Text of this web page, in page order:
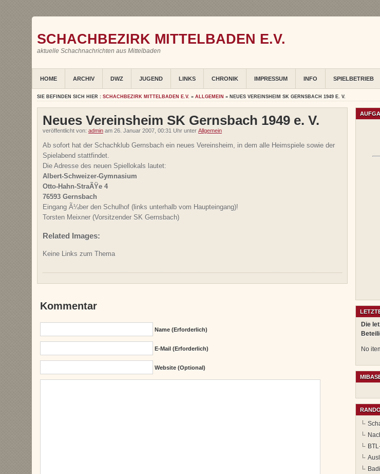
SCHACHBEZIRK MITTELBADEN E.V.
aktuelle Schachnachrichten aus Mittelbaden
HOME ARCHIV DWZ JUGEND LINKS CHRONIK IMPRESSUM INFO SPIELBETRIEB
SIE BEFINDEN SICH HIER : SCHACHBEZIRK MITTELBADEN E.V. » ALLGEMEIN » NEUES VEREINSHEIM SK GERNSBACH 1949 E. V.
Neues Vereinsheim SK Gernsbach 1949 e. V.
veröffentlicht von: admin am 26. Januar 2007, 00:31 Uhr unter Allgemein
Ab sofort hat der Schachklub Gernsbach ein neues Vereinsheim, in dem alle Heimspiele sowie der
Spielabend stattfindet.
Die Adresse des neuen Spiellokals lautet:
Albert-Schweizer-Gymnasium
Otto-Hahn-StraÃŸe 4
76593 Gernsbach
Eingang Ã¼ber den Schulhof (links unterhalb vom Haupteingang)!
Torsten Meixner (Vorsitzender SK Gernsbach)
Related Images:
Keine Links zum Thema
Kommentar
Name (erforderlich)
E-Mail (erforderlich)
Website (Optional)
Die
No